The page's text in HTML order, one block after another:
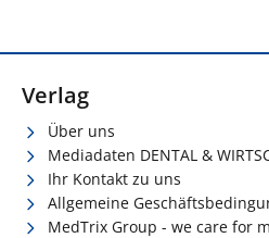
Verlag
Über uns
Mediadaten DENTAL &
Ihr Kontakt zu uns
Allgemeine
MedTrix Group - we care for